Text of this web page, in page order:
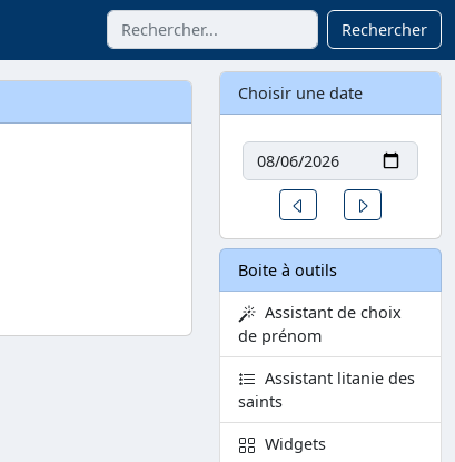
Rechercher
Choisir une date
Date
Un jour avant
Boite à outils
Assistant de choix
de prénom
Assistant litanie des
saints
Widgets